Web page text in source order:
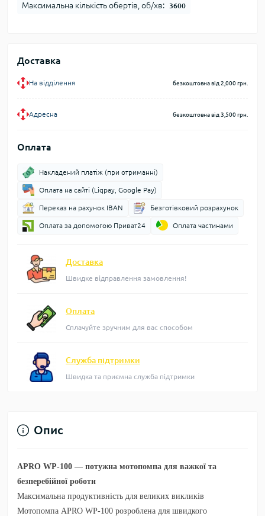
Максимальна кількість обертів, об/хв: 3600
Доставка
На відділення безкоштовна від 2,000 грн.
Адресна безкоштовна від 3,500 грн.
Оплата
Накладений платіж (при отриманні)
Оплата на сайті (Liqpay, Google Pay)
Переказ на рахунок IBAN Безготівковий розрахунок
Оплата за допомогою Приват24 Оплата частинами
Доставка
Швидке відправлення замовлення!
Оплата
Сплачуйте зручним для вас способом
Служба підтримки
Швидка та приємна служба підтримки
Опис
APRO WP-100 — потужна мотопомпа для важкої та
безперебійної роботи
Максимальна продуктивність для великих викликів
Мотопомпа APRO WP-100 розроблена для швидкого